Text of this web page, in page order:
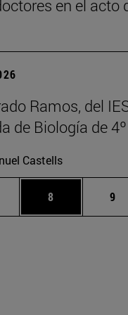
en el
Ramos, del
de Biología de 4º
Castells
Use TAB para
Página
8 9